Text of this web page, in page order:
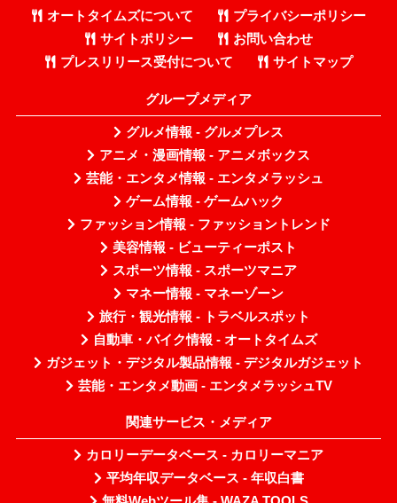
オートタイムズについて
プライバシーポリシー
サイトポリシー
お問い合わせ
プレスリリース受付について
サイトマップ
グループメディア
グルメ情報 - グルメプレス
アニメ・漫画情報 - アニメボックス
芸能・エンタメ情報 - エンタメラッシュ
ゲーム情報 - ゲームハック
ファッション情報 - ファッショントレンド
美容情報 - ビューティーポスト
スポーツ情報 - スポーツマニア
マネー情報 - マネーゾーン
旅行・観光情報 - トラベルスポット
自動車・バイク情報 - オートタイムズ
ガジェット・デジタル製品情報 - デジタルガジェット
芸能・エンタメ動画 - エンタメラッシュTV
関連サービス・メディア
カロリーデータベース - カロリーマニア
平均年収データベース - 年収白書